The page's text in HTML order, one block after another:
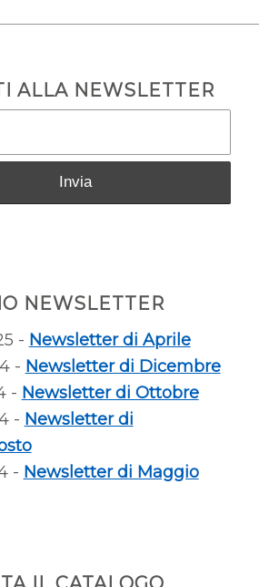
ALLA NEWSLETTER
NEWSLETTER
- Newsletter di Aprile
- Newsletter di Dicembre
- Newsletter di Ottobre
- Newsletter di
- Newsletter di Maggio